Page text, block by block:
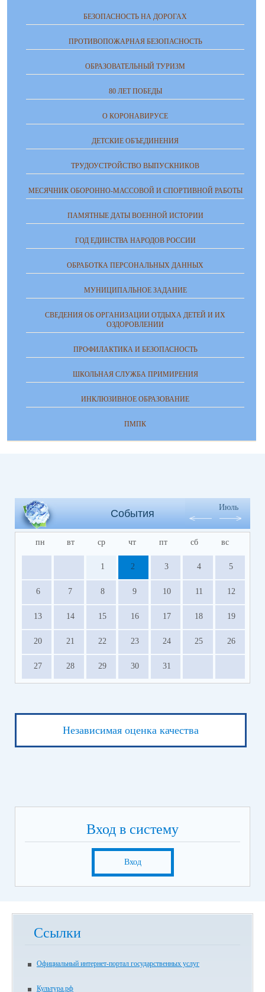
БЕЗОПАСНОСТЬ НА ДОРОГАХ
ПРОТИВОПОЖАРНАЯ БЕЗОПАСНОСТЬ
ОБРАЗОВАТЕЛЬНЫЙ ТУРИЗМ
80 ЛЕТ ПОБЕДЫ
О КОРОНАВИРУСЕ
ДЕТСКИЕ ОБЪЕДИНЕНИЯ
ТРУДОУСТРОЙСТВО ВЫПУСКНИКОВ
МЕСЯЧНИК ОБОРОННО-МАССОВОЙ И СПОРТИВНОЙ РАБОТЫ
ПАМЯТНЫЕ ДАТЫ ВОЕННОЙ ИСТОРИИ
ГОД ЕДИНСТВА НАРОДОВ РОССИИ
ОБРАБОТКА ПЕРСОНАЛЬНЫХ ДАННЫХ
МУНИЦИПАЛЬНОЕ ЗАДАНИЕ
СВЕДЕНИЯ ОБ ОРГАНИЗАЦИИ ОТДЫХА ДЕТЕЙ И ИХ
ОЗДОРОВЛЕНИИ
ПРОФИЛАКТИКА И БЕЗОПАСНОСТЬ
ШКОЛЬНАЯ СЛУЖБА ПРИМИРЕНИЯ
ИНКЛЮЗИВНОЕ ОБРАЗОВАНИЕ
ПМПК
События
Июль
пн вт ср чт пт сб вс
1 2 3 4 5
6 7 8 9 10 11 12
13 14 15 16 17 18 19
20 21 22 23 24 25 26
27 28 29 30 31
Независимая оценка качества
Вход в систему
Вход
Ссылки
Официальный интернет-портал государственных услуг
Культура.рф